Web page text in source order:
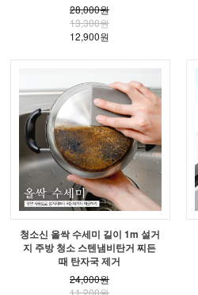
28,000원
13,300원
12,900원
청소신 올싹 수세미 길이 1m 설거
지 주방 청소 스텐냄비탄거 찌든
때 탄자국 제거
24,000원
11,200원